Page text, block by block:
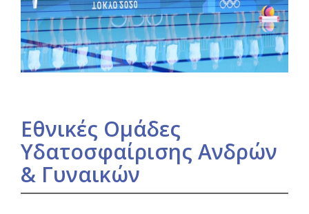
Εθνικές Ομάδες
Υδατοσφαίρισης Ανδρών
& Γυναικών